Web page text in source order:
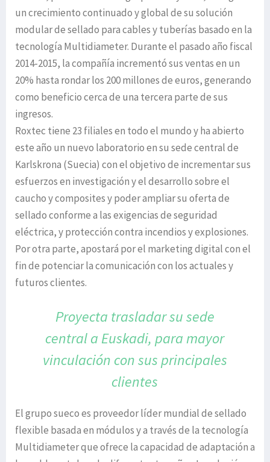
un crecimiento continuado y global de su solución
modular de sellado para cables y tuberías basado en la
tecnología Multidiameter. Durante el pasado año fiscal
2014-2015, la compañía incrementó sus ventas en un
20% hasta rondar los 200 millones de euros, generando
como beneficio cerca de una tercera parte de sus
ingresos.
Roxtec tiene 23 filiales en todo el mundo y ha abierto
este año un nuevo laboratorio en su sede central de
Karlskrona (Suecia) con el objetivo de incrementar sus
esfuerzos en investigación y el desarrollo sobre el
caucho y composites y poder ampliar su oferta de
sellado conforme a las exigencias de seguridad
eléctrica, y protección contra incendios y explosiones.
Por otra parte, apostará por el marketing digital con el
fin de potenciar la comunicación con los actuales y
futuros clientes.
Proyecta trasladar su sede
central a Euskadi, para mayor
vinculación con susprincipales
clientes
El grupo sueco es proveedor líder mundial de sellado
flexible basada en módulos y a través de la tecnología
Multidiameter que ofrece la capacidad de adaptación a